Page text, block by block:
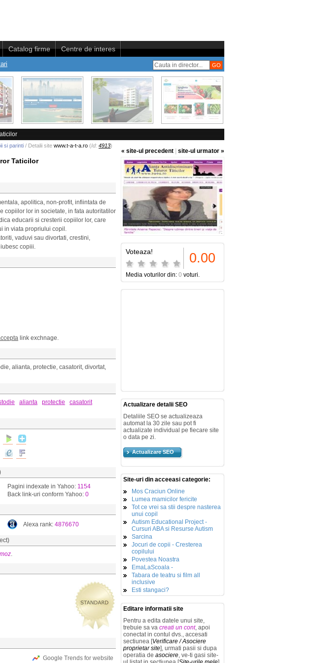
Catalog firme Centre de interes
si parinti / Detalii site www.t-a-t-a.ro (Id: 4913)
« site-ul precedent site-ul urmator »
Taticilor
apolitica, non-profit, infiintata de
copiilor lor in societate, in fata autoritatilor
educarii si cresterii copiilor lor, care
in viata propriului copil.
vaduvi sau divortati, crestini,
copiii.
link exchnage.
alianta, protectie, casatorit, divortat,
alianta protectie
casatorit
Pagini indexate in Yahoo: 1154
Back link-uri conform Yahoo: 0
Alexa rank: 4876670
.
Google Trends for website
Voteaza! 0.00
Media voturilor din: 0 voturi.
Actualizare detalii SEO
Detaliile SEO se actualizeaza
automat la 30 zile sau pot fi
actualizate individual pe fiecare site
o data pe zi.
Actualizare SEO
Site-uri din acceeasi categorie:
Mos Craciun Online
Lumea mamicilor fericite
Tot ce vrei sa stii despre nasterea
unui copil
Autism Educational Project -
Cursuri ABA si Resurse Autism
Sarcina
Jocuri de copii - Cresterea
copilului
Povestea Noastra
EmaLaScoala -
Tabara de teatru si film all
inclusive
Esti stangaci?
Editare informatii site
Pentru a edita datele unui site,
trebuie sa va creati un cont, apoi
conectat in contul dvs., accesati
sectiunea [Verificare / Asociere
proprietar site], urmati pasii si dupa
operatia de asociere, ve-ti gasi site-